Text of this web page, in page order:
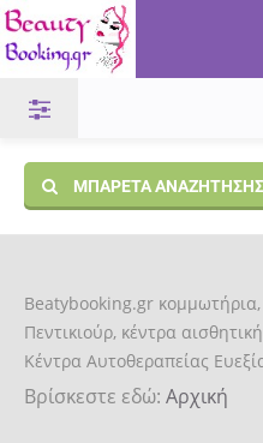
ΜΠΑΡΈΤΑ ΑΝΑΖΉΤΗΣΗΣ
Beatybooking.gr
Πεντικιούρ, κέντρα
Κέντρα Αυτοθεραπείας
Βρίσκεστε εδώ: Αρχική